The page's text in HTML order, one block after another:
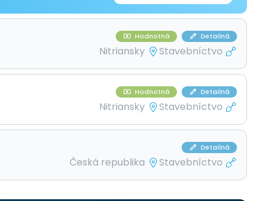
Hodnotná Detailná
Nitriansky Stavebníctvo
Hodnotná Detailná
Nitriansky Stavebníctvo
Detailná
Česká republika Stavebníctvo